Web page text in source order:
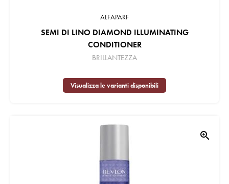
ALFAPARF
SEMI DI LINO DIAMOND ILLUMINATING
CONDITIONER
BRILLANTEZZA
Visualizza le varianti disponibili
zoom_in